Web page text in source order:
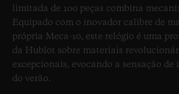
limitada de 100 peças combina
Equipado com o inovador calibre de
própria Meca-10, este relógio é uma
da Hublot sobre materiais
excepcionais, evocando a sensação
do verão.